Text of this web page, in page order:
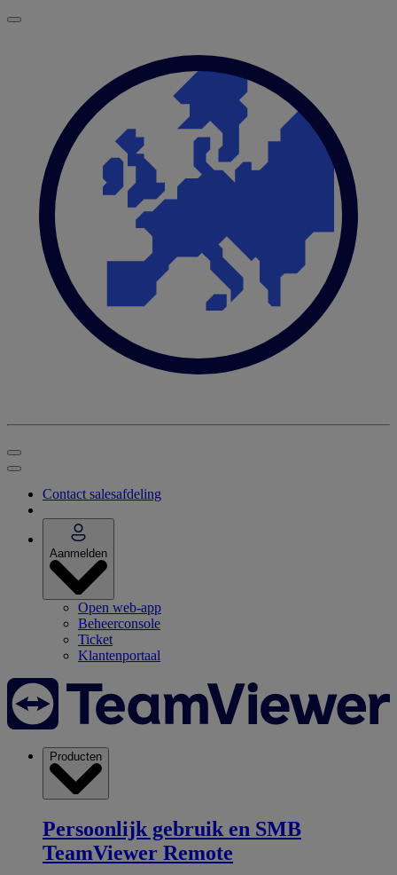
Contact salesafdeling
Aanmelden
Open web-app
Beheerconsole
Ticket
Klantenportaal
Producten
Persoonlijk gebruik en SMB
TeamViewer Remote